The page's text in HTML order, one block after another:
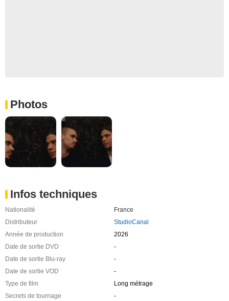
Photos
Infos techniques
Nationalité
France
Distributeur
StudioCanal
Année de production
2026
Date de sortie DVD
-
Date de sortie Blu-ray
-
Date de sortie VOD
-
Type de film
Long métrage
Secrets de tournage
-